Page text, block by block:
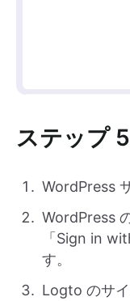
ステップ
WordPress
WordPress
「Sign in
す。
Logto のサ